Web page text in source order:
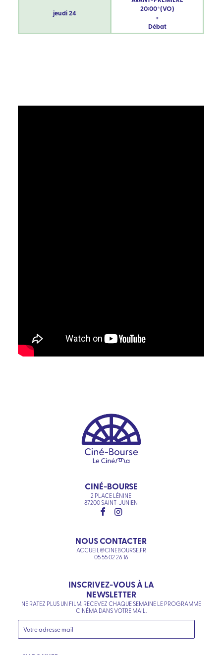
jeudi24
20:00*(VO)
+
Débat
CINÉ-BOURSE
2 PLACE LÉNINE
87200 SAINT-JUNIEN
NOUS CONTACTER
ACCUEIL@CINEBOURSE.FR
05 55 02 26 16
INSCRIVEZ-VOUS À LA
NEWSLETTER
NE RATEZ PLUS UN FILM. RECEVEZ CHAQUE SEMAINE LE PROGRAMME
CINÉMA DANS VOTRE MAIL.